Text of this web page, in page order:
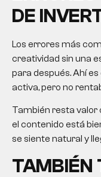
DE
Los errores más
creatividad sin una
para después. Ahí
activa, pero no
También resta valor
el contenido está
se siente natural y
TAMBIÉN